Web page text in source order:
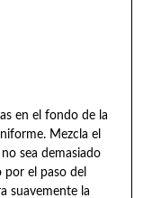
en el fondo de la
Mezcla el
sea demasiado
por el paso del
suavemente la